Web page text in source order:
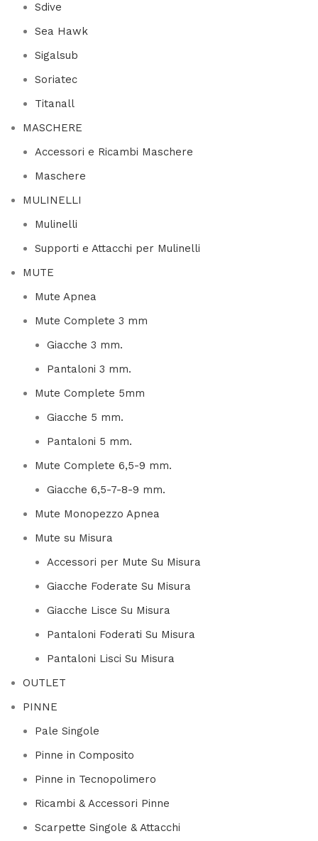
Sdive
Sea Hawk
Sigalsub
Soriatec
Titanall
MASCHERE
Accessori e Ricambi Maschere
Maschere
MULINELLI
Mulinelli
Supporti e Attacchi per Mulinelli
MUTE
Mute Apnea
Mute Complete 3 mm
Giacche 3 mm.
Pantaloni 3 mm.
Mute Complete 5mm
Giacche 5 mm.
Pantaloni 5 mm.
Mute Complete 6,5-9 mm.
Giacche 6,5-7-8-9 mm.
Mute Monopezzo Apnea
Mute su Misura
Accessori per Mute Su Misura
Giacche Foderate Su Misura
Giacche Lisce Su Misura
Pantaloni Foderati Su Misura
Pantaloni Lisci Su Misura
OUTLET
PINNE
Pale Singole
Pinne in Composito
Pinne in Tecnopolimero
Ricambi & Accessori Pinne
Scarpette Singole & Attacchi